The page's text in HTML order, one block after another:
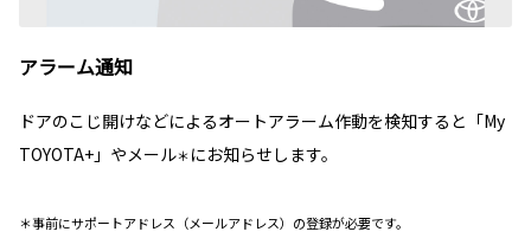
アラーム通知
ドアのこじ開けなどによるオートアラーム作動を検知すると「My
TOYOTA+」やメール＊にお知らせします。
＊事前にサポートアドレス（メールアドレス）の登録が必要です。